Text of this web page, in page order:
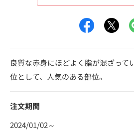
良質な赤身にほどよく脂が混ざって
位として、人気のある部位。
注文期間
2024/01/02～